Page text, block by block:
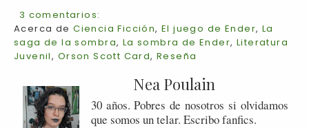
3 comentarios:
Acerca deCiencia Ficción,El juego de Ender, La
saga de la sombra, La sombra de Ender, Literatura
Juvenil, Orson Scott Card,Reseña
Nea Poulain
30 años. Pobres de nosotros si olvidamos
que somos un telar. Escribo fanfics.